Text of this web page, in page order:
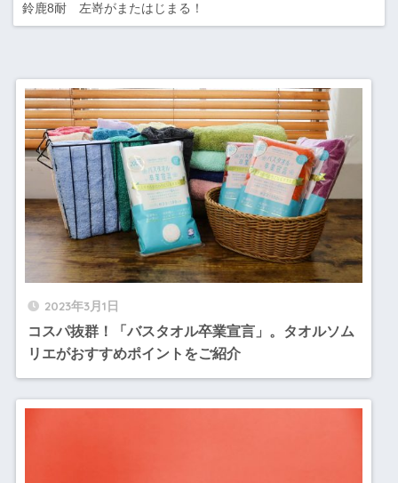
鈴鹿8耐 左嵜がまたはじまる！
2023年3月1日
コスパ抜群！「バスタオル卒業宣言」。タオルソム
リエがおすすめポイントをご紹介